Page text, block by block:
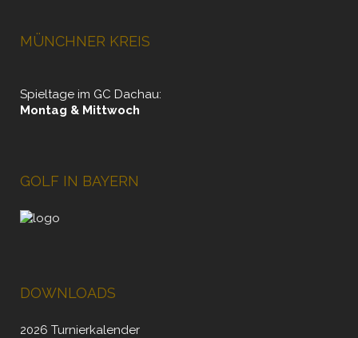
MÜNCHNER KREIS
Spieltage im GC Dachau:
Montag & Mittwoch
GOLF IN BAYERN
DOWNLOADS
2026 Turnierkalender